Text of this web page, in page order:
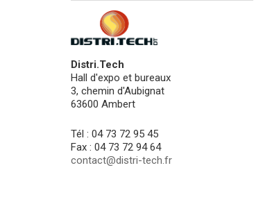
Distri.Tech
Hall d'expo et bureaux
3, chemin d'Aubignat
63600 Ambert
Tél : 04 73 72 95 45
Fax : 04 73 72 94 64
contact@distri-tech.fr